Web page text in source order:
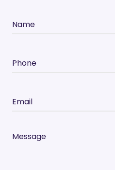
Name
Phone
Email
Message